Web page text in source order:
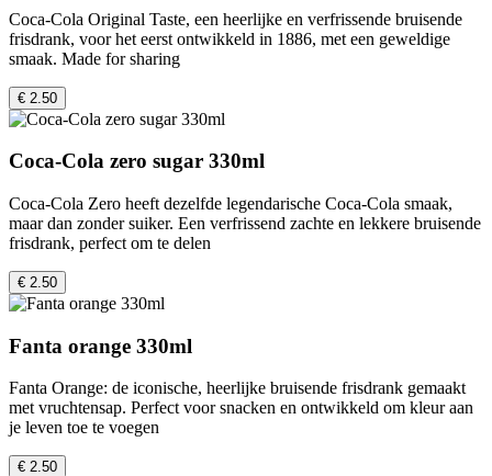
Coca-Cola Original Taste, een heerlijke en verfrissende bruisende
frisdrank, voor het eerst ontwikkeld in 1886, met een geweldige
smaak. Made for sharing
€ 2.50
Coca-Cola zero sugar 330ml
Coca-Cola Zero heeft dezelfde legendarische Coca-Cola smaak,
maar dan zonder suiker. Een verfrissend zachte en lekkere bruisende
frisdrank, perfect om te delen
€ 2.50
Fanta orange 330ml
Fanta Orange: de iconische, heerlijke bruisende frisdrank gemaakt
met vruchtensap. Perfect voor snacken en ontwikkeld om kleur aan
je leven toe te voegen
€ 2.50